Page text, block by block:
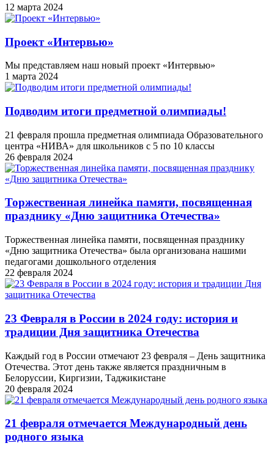
12 марта 2024
Проект «Интервью»
Мы представляем наш новый проект «Интервью»
1 марта 2024
Подводим итоги предметной олимпиады!
21 февраля прошла предметная олимпиада Образовательного
центра «НИВА» для школьников с 5 по 10 классы
26 февраля 2024
Торжественная линейка памяти, посвященная
празднику «Дню защитника Отечества»
Торжественная линейка памяти, посвященная празднику
«Дню защитника Отечества» была организована нашими
педагогами дошкольного отделения
22 февраля 2024
23 Февраля в России в 2024 году: история и
традиции Дня защитника Отечества
Каждый год в России отмечают 23 февраля – День защитника
Отечества. Этот день также является праздничным в
Белоруссии, Киргизии, Таджикистане
20 февраля 2024
21 февраля отмечается Международный день
родного языка